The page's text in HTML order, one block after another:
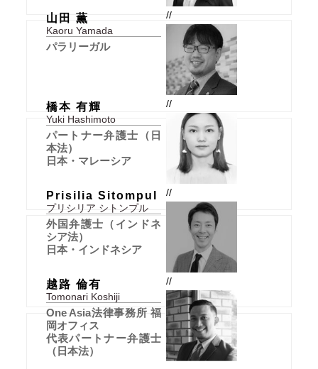
山田 薫
Kaoru Yamada
パラリーガル
//
橋本 有輝
Yuki Hashimoto
パートナー弁護士（日
本法）
日本・マレーシア
//
Prisilia Sitompul
プリシリア シトンプル
外国弁護士（インドネ
シア法）
日本・インドネシア
//
越路 倫有
Tomonari Koshiji
One Asia法律事務所 福
岡オフィス
代表パートナー弁護士
（日本法）
//